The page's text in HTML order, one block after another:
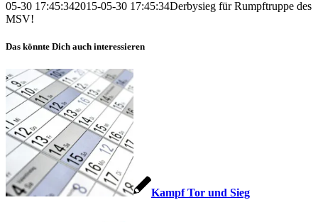
05-30 17:45:342015-05-30 17:45:34Derbysieg für Rumpftruppe des
MSV!
Das könnte Dich auch interessieren
Kampf Tor und Sieg